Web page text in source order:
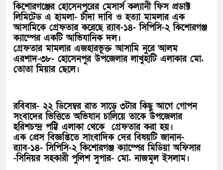
কিশোরগঞ্জের হোসেনপুরের মেসার্স কল্যানী ফিস প্রডাক্ট
লিমিটেড এ হামলা- চাঁদা দাবি ও হত্যা মামলার এক
আসামিকে গ্রেফতার করেছে র‌্যাব-১৪- সিপিসি-২ কিশোরগঞ্জ
ক্যাম্পের একটি আভিযানিক দল।
গ্রেফতার মামলার এজহারভূক্ত আসামি নুরে আলম
এরশাদ-৩৮- হোসেনপুর উপজেলার লাখুহাটি এলাকার মো.
তোতা মিয়ার ছেলে।
রবিবার- ২২ ডিসেম্বর রাত সাড়ে ৩টার কিছু আগে গোপন
সংবাদের ভিত্তিতে অভিযান চালিয়ে তাকে উপজেলার
হরিশচন্দ্র পট্টি এলাকা থেকে গ্রেফতার করা হয়।
এক প্রেস বিজ্ঞপ্তিতে সাংবাদিক দের বিষয়টি জানান-
র‌্যাব-১৪- সিপিসি-২ কিশোরগঞ্জ ক্যাম্পের মিডিয়া অফিসার
-সিনিয়র সহকারী পুলিশ সুপার- মো. নাজমুল ইসলাম।